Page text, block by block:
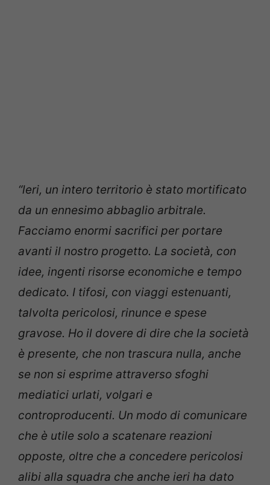
“leri, un intero territorio è stato mortificato
da un ennesimo abbaglio arbitrale.
Facciamo enormi sacrifici per portare
avanti il nostro progetto. La società, con
idee, ingenti risorse economiche e tempo
dedicato. I tifosi, con viaggi estenuanti,
talvolta pericolosi, rinunce e spese
gravose. Ho il dovere di dire che la società
è presente, che non trascura nulla, anche
se non si esprime attraverso sfoghi
mediatici urlati, volgari e
controproducenti. Un modo di comunicare
che è utile solo a scatenare reazioni
opposte, oltre che a concedere pericolosi
alibi alla squadra che anche ieri ha dato